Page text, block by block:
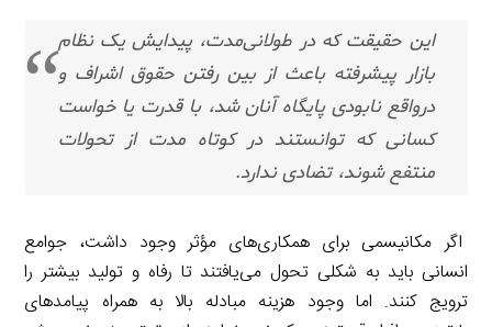
این حقیقت که در طولانی‌مدت، پیدایش یک نظام
بازار پیشرفته باعث از بین رفتن حقوق اشراف و
درواقع نابودی پایگاه آنان شد، با قدرت یا خواست
کسانی که توانستند در کوتاه مدت از تحولات
منتفع شوند، تضادی ندارد.
اگر مکانیسمی برای همکاری‌های مؤثر وجود داشت، جوامع
انسانی باید به شکلی تحول می‌یافتند تا رفاه و تولید بیشتر را
ترویج کنند. اما وجود هزینه مبادله بالا به همراه پیامدهای